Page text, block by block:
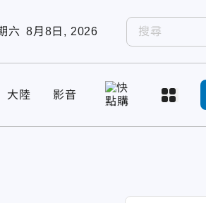
六 8月8日, 2026
大陸 影音